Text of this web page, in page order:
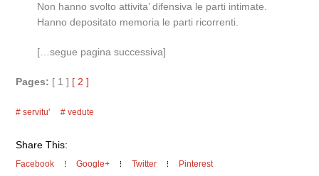
Non hanno svolto attivita’ difensiva le parti intimate.
Hanno depositato memoria le parti ricorrenti.
[…segue pagina successiva]
Pages: [ 1 ] [ 2 ]
servitu' vedute
Share This:
Facebook Google+ Twitter Pinterest